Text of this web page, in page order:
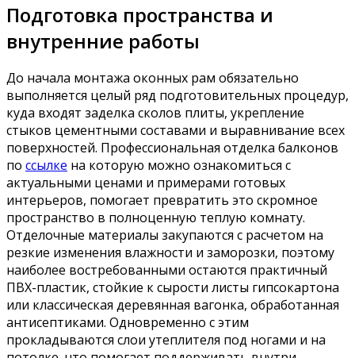
Подготовка пространства и
внутренние работы
До начала монтажа оконных рам обязательно
выполняется целый ряд подготовительных процедур,
куда входят заделка сколов плиты, укрепление
стыков цементными составами и выравнивание всех
поверхностей. Профессиональная отделка балконов
по ссылке на которую можно ознакомиться с
актуальными ценами и примерами готовых
интерьеров, помогает превратить это скромное
пространство в полноценную теплую комнату.
Отделочные материалы закупаются с расчетом на
резкие изменения влажности и заморозки, поэтому
наиболее востребованными остаются практичный
ПВХ-пластик, стойкие к сырости листы гипсокартона
или классическая деревянная вагонка, обработанная
антисептиками. Одновременно с этим
прокладываются слои утеплителя под ногами и на